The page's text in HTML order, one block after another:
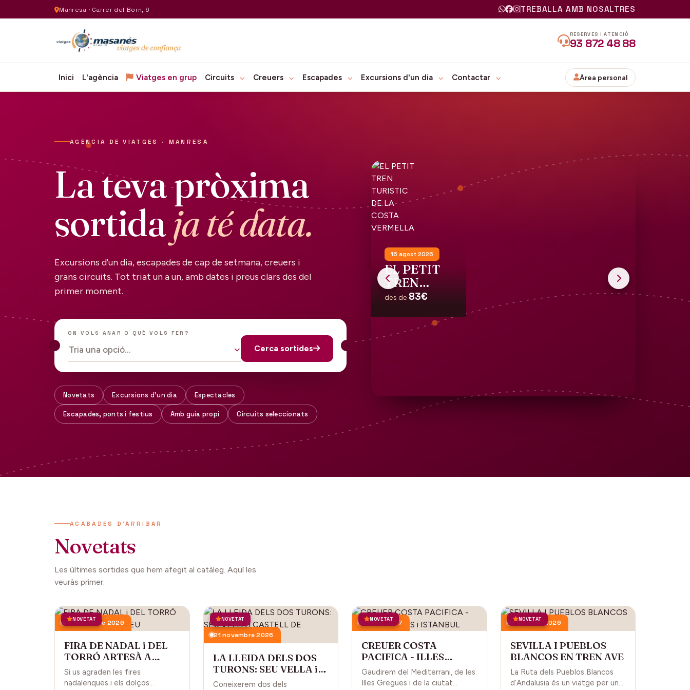
Manresa · Carrer del Born, 6 TREBALLA AMB NOSALTRES
RESERVES I ATENCIÓ
93 872 48 88
Inici L'agència Viatges en grup Circuits Creuers Escapades Excursions d'un dia Contactar Àrea personal
AGÈNCIA DE VIATGES · MANRESA
La teva pròxima
sortidaja té data.
Excursions d'un dia, escapades de cap de setmana, creuers i
grans circuits. Tot triat un a un, amb dates i preus clars des del
primer moment.
ON VOLS ANAR O QUÈ VOLS FER?
Tria una opció… Cerca sortides
Novetats Excursions d'un dia Espectacles
Escapades, ponts i festius Amb guia propi Circuits seleccionats
16 agost 2026
EL PETIT
TREN
TURISTIC
COSTA
VERMELLA
des de 83€
ACABADES D'ARRIBAR
Novetats
Les últimes sortides que hem afegit al catàleg. Aquí les
veuràs primer.
NOVETAT
13 desembre 2026
FIRA DE NADAL i DEL
TORRÓ ARTESÀ A
CARDEDEU
Si us agraden les fires
nadalenques i els dolços
NOVETAT
21 novembre 2026
LA LLEIDA DELS DOS
TURONS: SEU VELLA i
CASTELL DE GARDENY
Coneixerem dos dels
NOVETAT
18 juny 2027
CREUER COSTA
PACIFICA - ILLES
GREGUES i ISTANBUL
Gaudirem del Mediterrani, de les
Illes Gregues i de la ciutat
NOVETAT
3 octubre 2026
SEVILLA I PUEBLOS
BLANCOS EN TREN AVE
La Ruta dels Pueblos Blancos
d’Andalusia és un viatge per una